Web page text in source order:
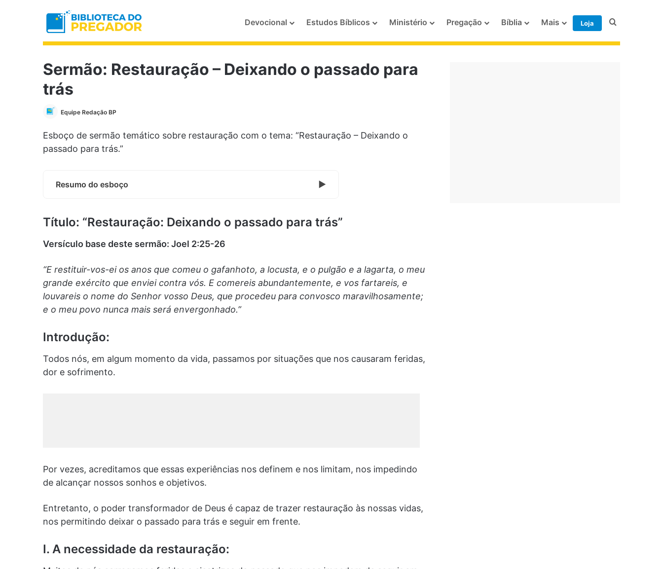
Devocional Estudos Bíblicos Ministério Pregação Bíblia Mais Loja Procurar por
Sermão: Restauração – Deixando o passado para
trás
Equipe Redação BP
Esboço de sermão temático sobre restauração com o tema: “Restauração – Deixando o
passado para trás.”
Resumo do esboço
Título: “Restauração: Deixando o passado para trás”
Versículo base deste sermão: Joel 2:25-26
“E restituir-vos-ei os anos que comeu o gafanhoto, a locusta, e o pulgão e a lagarta, o meu
grande exército que enviei contra vós. E comereis abundantemente, e vos fartareis, e
louvareis o nome do Senhor vosso Deus, que procedeu para convosco maravilhosamente;
e o meu povo nunca mais será envergonhado.”
Introdução:
Todos nós, em algum momento da vida, passamos por situações que nos causaram feridas,
dor e sofrimento.
Por vezes, acreditamos que essas experiências nos definem e nos limitam, nos impedindo
de alcançar nossos sonhos e objetivos.
Entretanto, o poder transformador de Deus é capaz de trazer restauração às nossas vidas,
nos permitindo deixar o passado para trás e seguir em frente.
I. A necessidade da restauração: